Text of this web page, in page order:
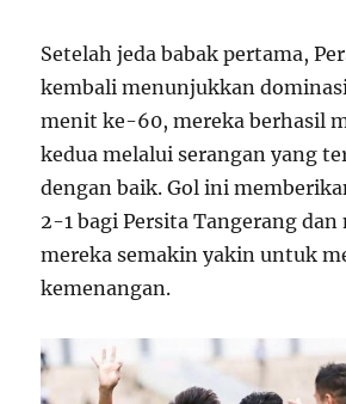
Setelah jeda babak pertama,
kembali menunjukkan
menit ke-60, mereka berhasil
kedua melalui serangan yang
dengan baik. Gol ini
2-1 bagi Persita Tangerang dan
mereka semakin yakin untuk
kemenangan.